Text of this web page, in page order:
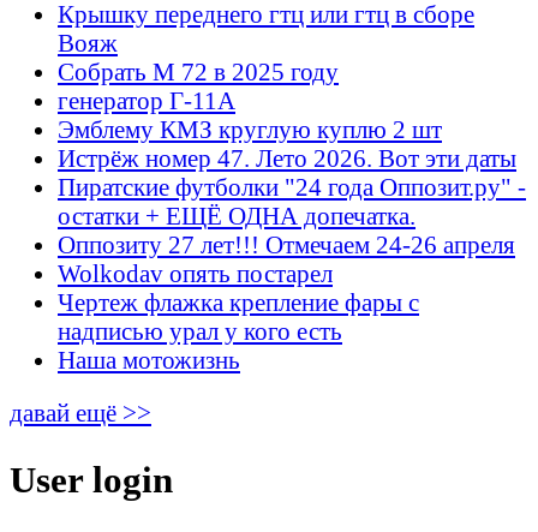
Крышку переднего гтц или гтц в сборе
Вояж
Собрать М 72 в 2025 году
генератор Г-11А
Эмблему КМЗ круглую куплю 2 шт
Истрёж номер 47. Лето 2026. Вот эти даты
Пиратские футболки "24 года Оппозит.ру" -
остатки + ЕЩЁ ОДНА допечатка.
Оппозиту 27 лет!!! Отмечаем 24-26 апреля
Wolkodav опять постарел
Чертеж флажка крепление фары с
надписью урал у кого есть
Наша мотожизнь
давай ещё >>
User login